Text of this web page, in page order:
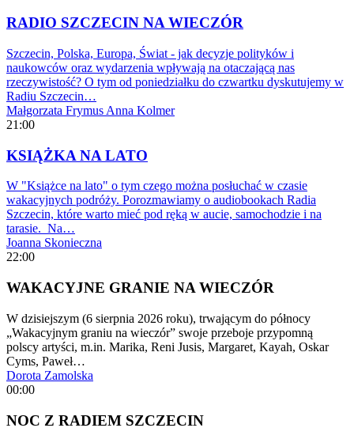
RADIO SZCZECIN NA WIECZÓR
Szczecin, Polska, Europa, Świat - jak decyzje polityków i
naukowców oraz wydarzenia wpływają na otaczającą nas
rzeczywistość? O tym od poniedziałku do czwartku dyskutujemy w
Radiu Szczecin…
Małgorzata Frymus Anna Kolmer
21:00
KSIĄŻKA NA LATO
W "Książce na lato" o tym czego można posłuchać w czasie
wakacyjnych podróży. Porozmawiamy o audiobookach Radia
Szczecin, które warto mieć pod ręką w aucie, samochodzie i na
tarasie. Na…
Joanna Skonieczna
22:00
WAKACYJNE GRANIE NA WIECZÓR
W dzisiejszym (6 sierpnia 2026 roku), trwającym do północy
„Wakacyjnym graniu na wieczór” swoje przeboje przypomną
polscy artyści, m.in. Marika, Reni Jusis, Margaret, Kayah, Oskar
Cyms, Paweł…
Dorota Zamolska
00:00
NOC Z RADIEM SZCZECIN